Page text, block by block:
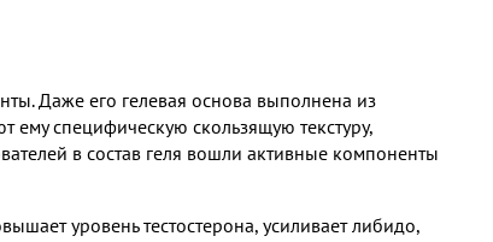
Даже его гелевая основа выполнена из
ему специфическую скользящую текстуру,
в состав геля вошли активные компоненты
уровень тестостерона, усиливает либидо,